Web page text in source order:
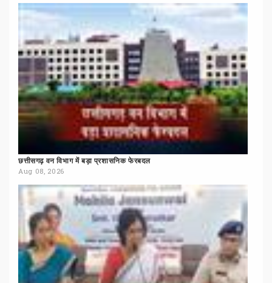
छत्तीसगढ़ वन विभाग में बड़ा प्रशासनिक फेरबदल
Aug 08, 2026